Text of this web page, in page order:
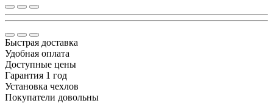
Быстрая доставка
Удобная оплата
Доступные цены
Гарантия 1 год
Установка чехлов
Покупатели довольны